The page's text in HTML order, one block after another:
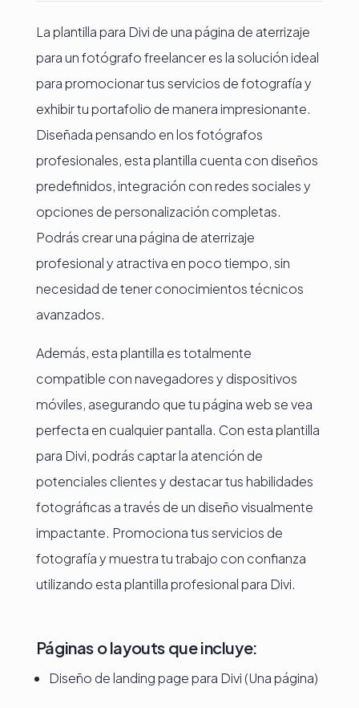
La plantilla para Divi de una página de aterrizaje
para un fotógrafo freelancer es la solución ideal
para promocionar tus servicios de fotografía y
exhibir tu portafolio de manera impresionante.
Diseñada pensando en los fotógrafos
profesionales, esta plantilla cuenta con diseños
predefinidos, integración con redes sociales y
opciones de personalización completas.
Podrás crear una página de aterrizaje
profesional y atractiva en poco tiempo, sin
necesidad de tener conocimientos técnicos
avanzados.
Además, esta plantilla es totalmente
compatible con navegadores y dispositivos
móviles, asegurando que tu página web se vea
perfecta en cualquier pantalla. Con esta plantilla
para Divi, podrás captar la atención de
potenciales clientes y destacar tus habilidades
fotográficas a través de un diseño visualmente
impactante. Promociona tus servicios de
fotografía y muestra tu trabajo con confianza
utilizando esta plantilla profesional para Divi.
Páginas o layouts que incluye:
Diseño de landing page para Divi (Una página)